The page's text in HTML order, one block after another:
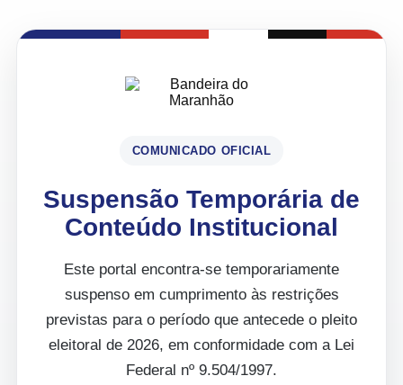
COMUNICADO OFICIAL
Suspensão Temporária de
Conteúdo Institucional
Este portal encontra-se temporariamente
suspenso em cumprimento às restrições
previstas para o período que antecede o pleito
eleitoral de 2026, em conformidade com a Lei
Federal nº 9.504/1997.